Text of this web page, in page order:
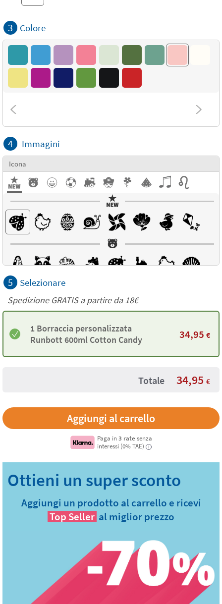
3 Colore
4 Immagini
Icona
5 Selezionare
Spedizione GRATIS a partire da18€
1 Borraccia personalizzata
Runbott 600ml Cotton Candy
34,95 €
Totale 34,95 €
Paga in 3 rate senza
interessi (0% TAE)
i
Aggiungi un prodotto al carrello e ricevi
Top Seller al miglior prezzo